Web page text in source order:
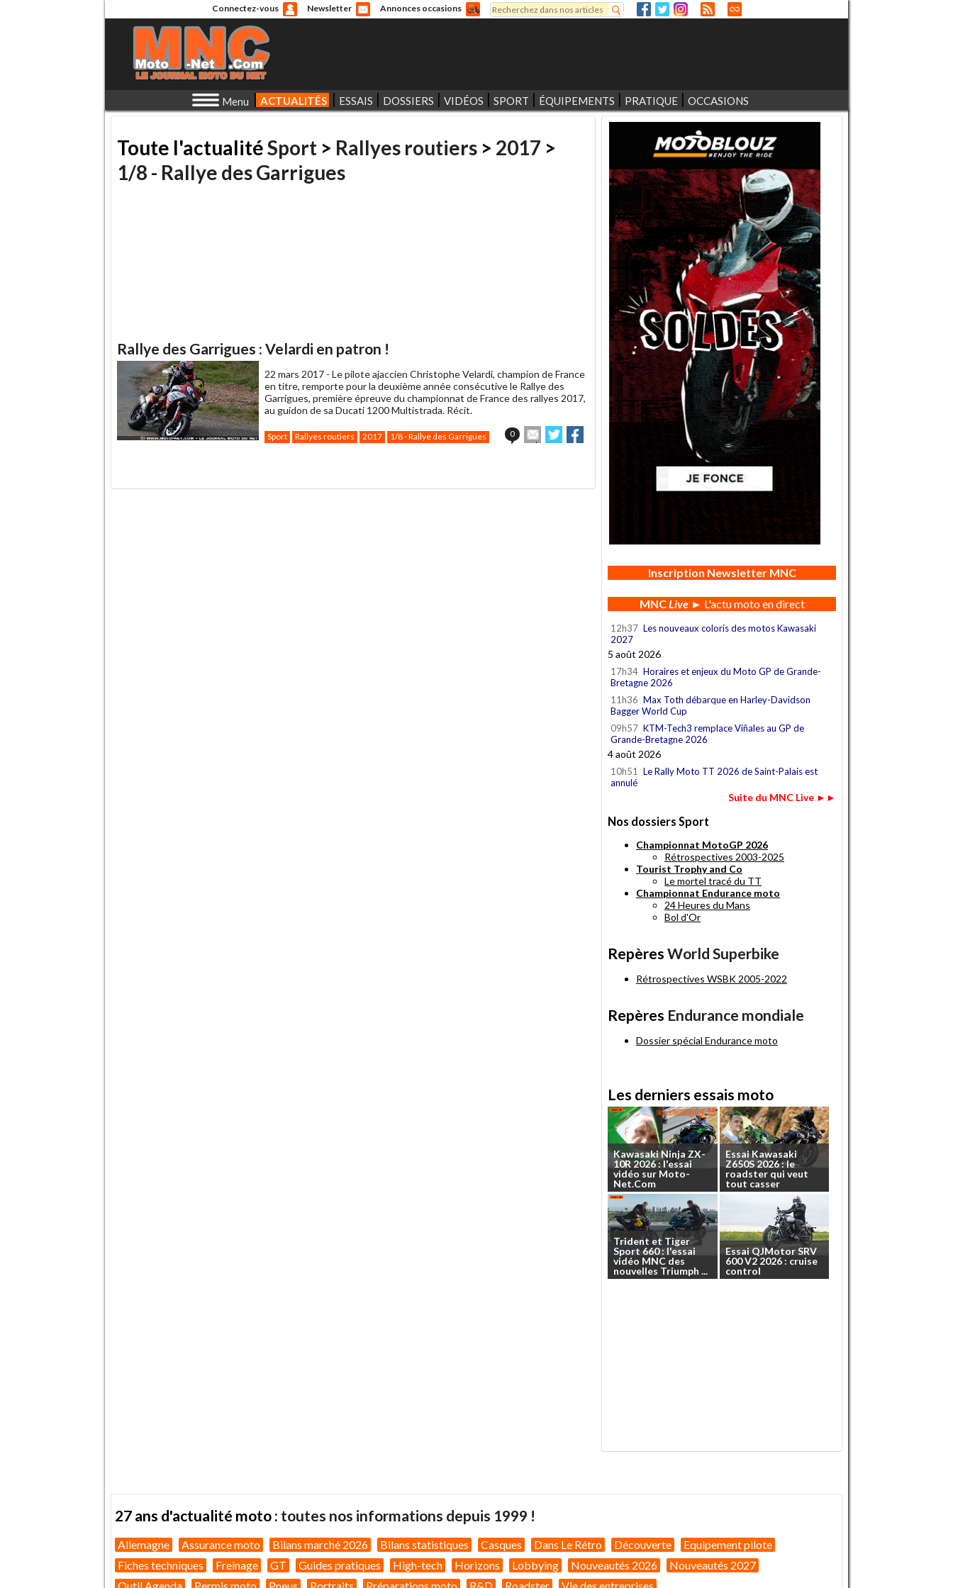
Connectez-vous Newsletter Annonces occasions
Formulaire de recherche
Rechercher
Menu ACTUALITÉS ESSAIS DOSSIERS VIDÉOS SPORT ÉQUIPEMENTS PRATIQUE OCCASIONS
Toute l'actualitéSport > Rallyes routiers > 2017 >
1/8 - Rallye des Garrigues
Rallye des Garrigues : Velardi en patron !
22 mars 2017 - Le pilote ajaccien Christophe Velardi, champion de France
en titre, remporte pour la deuxième année consécutive le Rallye des
Garrigues, première épreuve du championnat de France des rallyes 2017,
au guidon de sa Ducati 1200 Multistrada. Récit.
Sport Rallyes routiers 2017 1/8 - Rallye des Garrigues 0
Envoyer
cet
ami
Partager
sur
Partager
sur
Inscription Newsletter MNC
MNCLive► L'actu moto en direct
12h37 Les nouveaux coloris des motos Kawasaki
2027
5 août 2026
17h34 Horaires et enjeux du Moto GP de Grande-
Bretagne 2026
11h36 Max Toth débarque en Harley-Davidson
Bagger World Cup
09h57 KTM-Tech3 remplace Viñales au GP de
Grande-Bretagne 2026
4 août 2026
10h51
Le Rally Moto TT 2026 de Saint-Palais est
annulé
Suite du MNC Live ►►
Nos dossiers Sport
Championnat MotoGP 2026
Rétrospectives 2003-2025
Tourist Trophy and Co
Le mortel tracé du TT
Championnat Endurance moto
24 Heures du Mans
Bol d'Or
Repères World Superbike
Rétrospectives WSBK 2005-2022
Repères Endurance mondiale
Dossier spécial Endurance moto
Les derniers essais moto
KawasakiNinja ZX-
10R2026: l'essai
vidéo sur Moto-
Net.Com
EssaiKawasaki
Z650S 2026:le
roadster qui veut
tout casser
Trident etTiger
Sport660:l'essai
vidéo MNC des
nouvelles Triumph ...
Essai QJMotorSRV
600V2 2026 : cruise
control
27 ans d'actualité moto : toutes nos informations depuis 1999 !
Allemagne Assurance moto Bilans marché 2026 Bilans statistiques Casques Dans Le Rétro Découverte
Equipement pilote
Fiches techniques
Freinage GT Guides pratiques High-tech Horizons Lobbying Nouveautés 2026
Nouveautés 2027